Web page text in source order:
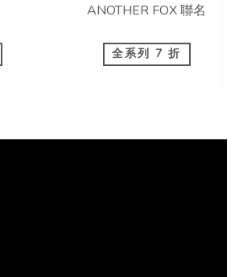
ANOTHER FOX 聯名
全系列 7 折